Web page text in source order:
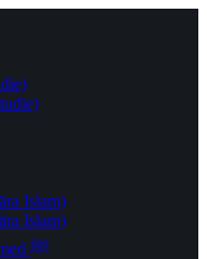
Islam)
Islam)
Biografie van de profeet Mohammed ﷺ